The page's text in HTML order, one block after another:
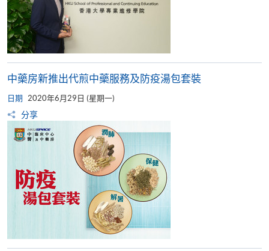
中藥房新推出代煎中藥服務及防疫湯包套裝
日期 2020年6月29日 (星期一)
分享